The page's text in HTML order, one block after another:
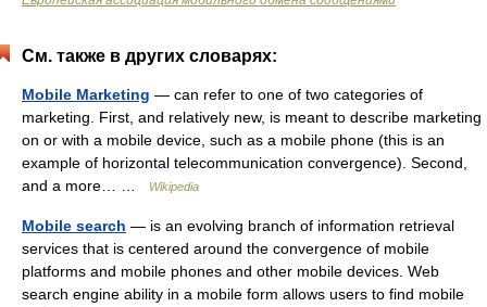
См. также в других словарях:
Mobile Marketing — can refer to one of two categories of
marketing. First, and relatively new, is meant to describe marketing
on or with a mobile device, such as a mobile phone (this is an
example of horizontal telecommunication convergence). Second,
and a more… …
Wikipedia
Mobile search — is an evolving branch of information retrieval
services that is centered around the convergence of mobile
platforms and mobile phones and other mobile devices. Web
search engine ability in a mobile form allows users to find mobile